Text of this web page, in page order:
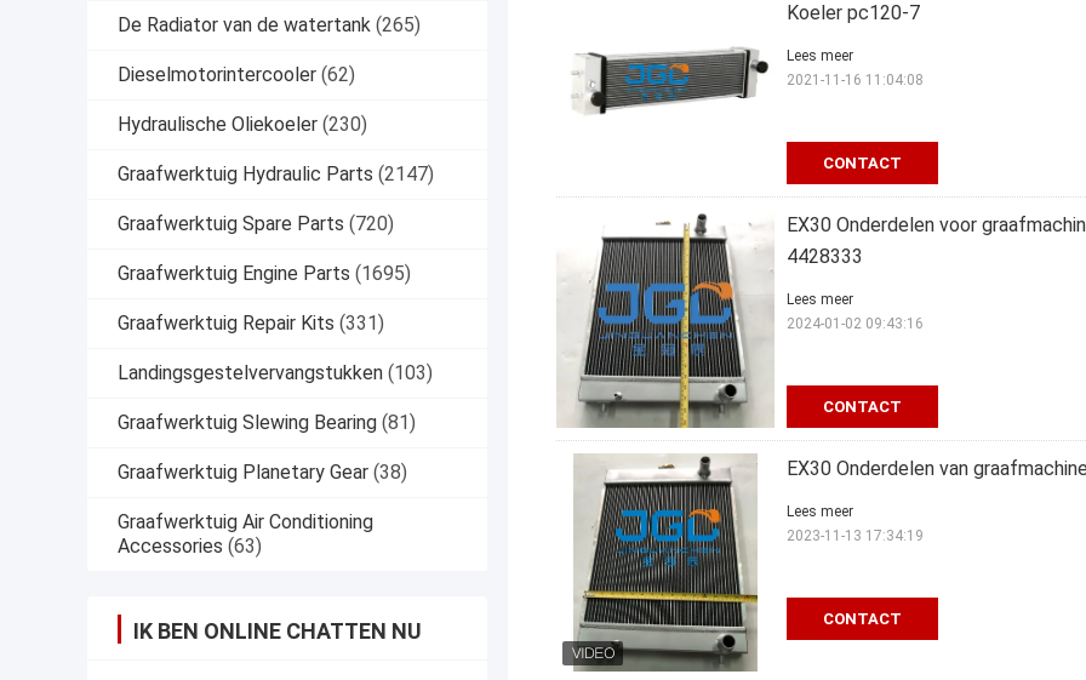
De Radiator van de watertank (265)
Dieselmotorintercooler (62)
Hydraulische Oliekoeler (230)
Graafwerktuig Hydraulic Parts (2147)
Graafwerktuig Spare Parts (720)
Graafwerktuig Engine Parts (1695)
Graafwerktuig Repair Kits (331)
Landingsgestelvervangstukken (103)
Graafwerktuig Slewing Bearing (81)
Graafwerktuig Planetary Gear (38)
Graafwerktuig Air Conditioning
Accessories (63)
IK BEN ONLINE CHATTEN NU
Koeler pc120-7
CONTACT
Lees meer
2021-11-16 11:04:08
EX30 Onderdelen voor
4428333
CONTACT
Lees meer
2024-01-02 09:43:16
EX30 Onderdelen van
CONTACT
Lees meer
2023-11-13 17:34:19